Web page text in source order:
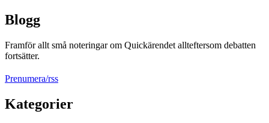
Blogg
Framför allt små noteringar om Quickärendet allteftersom debatten
fortsätter.
Prenumera/rss
Kategorier